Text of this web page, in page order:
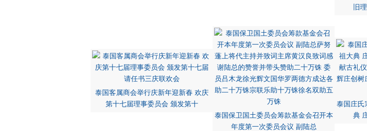
旧
泰国客属商会举行庆新年迎新春 欢庆
第十七届理事委员会 颁发第十
泰国保卫国土委员会筹款基金会召开本
年度第一次委员会议 副陆总
泰国庄氏
典